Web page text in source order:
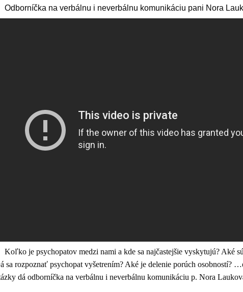
Odborníčka na verbálnu i neverbálnu komunikáciu pani Nora
Koľko je psychopatov medzi nami a kde sa najčastejšie vyskytujú? Aké
sa rozpoznať psychopat vyšetrením? Aké je delenie porúch osobností?
dá odborníčka na verbálnu i neverbálnu komunikáciu p. Nora